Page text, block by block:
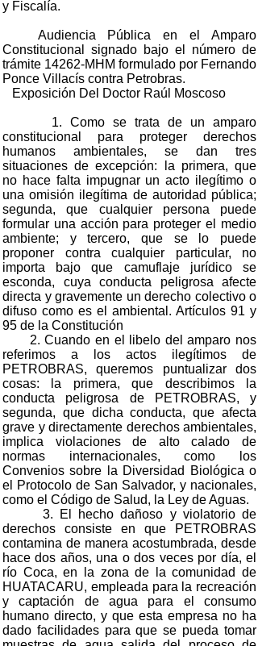
y Fiscalía.
Audiencia Pública en el Amparo
Constitucional signado bajo el número de
trámite 14262-MHM formulado por Fernando
Ponce Villacís contra Petrobras.
Exposición Del Doctor Raúl Moscoso
1. Como se trata de un amparo
constitucional para proteger derechos
humanos ambientales, se dan tres
situaciones de excepción: la primera, que
no hace falta impugnar un acto ilegítimo o
una omisión ilegítima de autoridad pública;
segunda, que cualquier persona puede
formular una acción para proteger el medio
ambiente; y tercero, que se lo puede
proponer contra cualquier particular, no
importa bajo que camuflaje jurídico se
esconda, cuya conducta peligrosa afecte
directa y gravemente un derecho colectivo o
difuso como es el ambiental. Artículos 91 y
95 de la Constitución
2. Cuando en el libelo del amparo nos
referimos a los actos ilegítimos de
PETROBRAS, queremos puntualizar dos
cosas: la primera, que describimos la
conducta peligrosa de PETROBRAS, y
segunda, que dicha conducta, que afecta
grave y directamente derechos ambientales,
implica violaciones de alto calado de
normas internacionales, como los
Convenios sobre la Diversidad Biológica o
el Protocolo de San Salvador, y nacionales,
como el Código de Salud, la Ley de Aguas.
3. El hecho dañoso y violatorio de
derechos consiste en que PETROBRAS
contamina de manera acostumbrada, desde
hace dos años, una o dos veces por día, el
río Coca, en la zona de la comunidad de
HUATACARU, empleada para la recreación
y captación de agua para el consumo
humano directo, y que esta empresa no ha
dado facilidades para que se pueda tomar